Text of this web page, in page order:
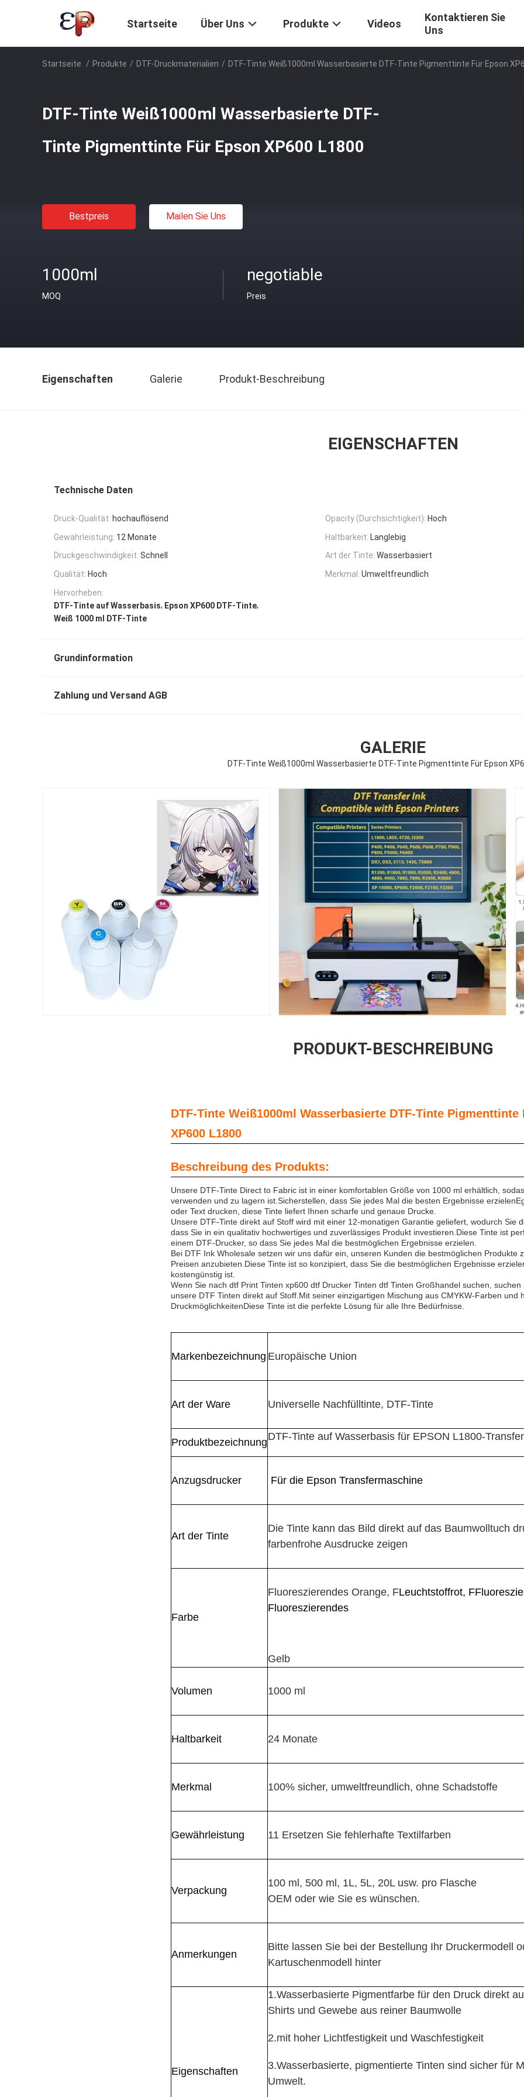
Startseite Über Uns Produkte Videos
Kontaktieren Sie
Uns
Startseite / Produkte / DTF-Druckmaterialien / DTF-Tinte Weiß1000ml Wasserbasierte DTF-Tinte Pigmenttinte Für Epson
DTF-Tinte Weiß1000ml Wasserbasierte DTF-
Tinte Pigmenttinte Für Epson XP600 L1800
Bestpreis Mailen Sie Uns
1000ml
MOQ
negotiable
Preis
Eigenschaften Galerie Produkt-Beschreibung
EIGENSCHAFTEN
Technische Daten
Druck-Qualität: hochauflösend Opacity (Durchsichtigkeit): Hoch
Gewährleistung: 12 Monate Haltbarkeit: Langlebig
Druckgeschwindigkeit: Schnell Art der Tinte: Wasserbasiert
Qualität: Hoch Merkmal: Umweltfreundlich
Hervorheben:
DTF-Tinte auf Wasserbasis, Epson XP600 DTF-Tinte,
Weiß 1000 ml DTF-Tinte
Grundinformation
Zahlung und Versand AGB
GALERIE
DTF-Tinte Weiß1000ml Wasserbasierte DTF-Tinte Pigmenttinte Für Epson
PRODUKT-BESCHREIBUNG
DTF-Tinte Weiß1000ml Wasserbasierte DTF-Tinte Pigmenttinte
XP600 L1800
Beschreibung des Produkts:
Unsere DTF-Tinte Direct to Fabric ist in einer komfortablen Größe von 1000 ml erhältlich,
verwenden und zu lagern ist.Sicherstellen, dass Sie jedes Mal die besten Ergebnisse
oder Text drucken, diese Tinte liefert Ihnen scharfe und genaue Drucke.
Unsere DTF-Tinte direkt auf Stoff wird mit einer 12-monatigen Garantie geliefert, wodurch Sie
dass Sie in ein qualitativ hochwertiges und zuverlässiges Produkt investieren.Diese Tinte ist
einem DTF-Drucker, so dass Sie jedes Mal die bestmöglichen Ergebnisse erzielen.
Bei DTF Ink Wholesale setzen wir uns dafür ein, unseren Kunden die bestmöglichen Produkte
Preisen anzubieten.Diese Tinte ist so konzipiert, dass Sie die bestmöglichen Ergebnisse
kostengünstig ist.
Wenn Sie nach dtf Print Tinten xp600 dtf Drucker Tinten dtf Tinten Großhandel suchen, suchen
unsere DTF Tinten direkt auf Stoff.Mit seiner einzigartigen Mischung aus CMYKW-Farben und
DruckmöglichkeitenDiese Tinte ist die perfekte Lösung für alle Ihre Bedürfnisse.
Markenbezeichnung Europäische Union
Art der Ware Universelle Nachfülltinte, DTF-Tinte
ProduktbezeichnungDTF-Tinte auf Wasserbasis für EPSON L1800-
Anzugsdrucker Für die Epson Transfermaschine
Art der Tinte
Die Tinte kann das Bild direkt auf das Baumwolltuch
farbenfrohe Ausdrucke zeigen
Farbe
Fluoreszierendes Orange, FLeuchtstoffrot, F
Fluoreszierendes
Gelb
Volumen 1000 ml
Haltbarkeit 24 Monate
Merkmal 100% sicher, umweltfreundlich, ohne Schadstoffe
Gewährleistung 11 Ersetzen Sie fehlerhafte Textilfarben
Verpackung
100 ml, 500 ml, 1L, 5L, 20L usw. pro Flasche
OEM oder wie Sie es wünschen.
Anmerkungen
Bitte lassen Sie bei der Bestellung Ihr Druckermodell
Kartuschenmodell hinter
Eigenschaften
1.Wasserbasierte Pigmentfarbe für den Druck direkt
Shirts und Gewebe aus reiner Baumwolle
2.mit hoher Lichtfestigkeit und Waschfestigkeit
3.Wasserbasierte, pigmentierte Tinten sind sicher für
Umwelt.